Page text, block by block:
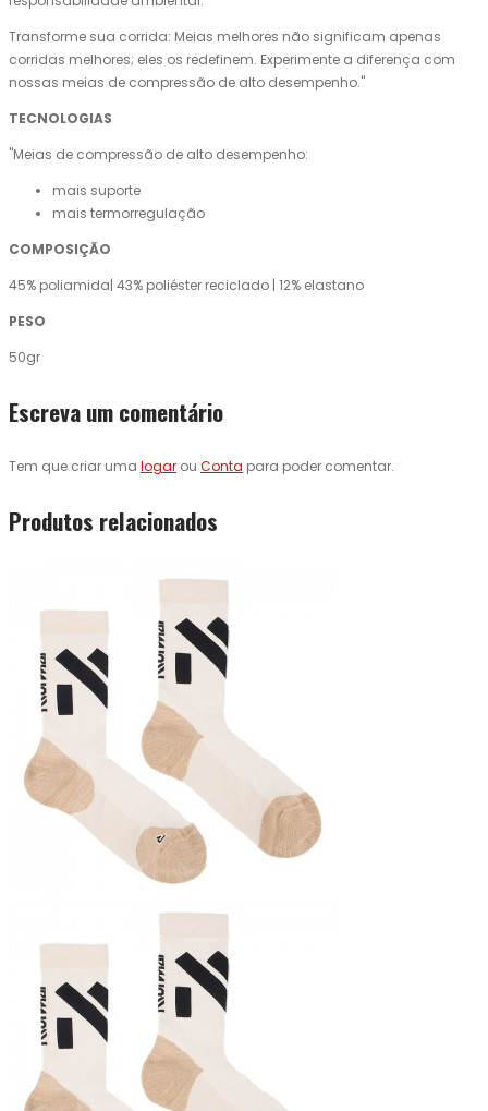
Transforme sua corrida: Meias melhores não significam apenas
corridas melhores; eles os redefinem. Experimente a diferença com
nossas meias de compressão de alto desempenho."
TECNOLOGIAS
"Meias de compressão de alto desempenho:
mais suporte
mais termorregulação
COMPOSIÇÃO
45% poliamida| 43% poliéster reciclado | 12% elastano
PESO
50gr
Escreva um comentário
Tem que criar uma logar ou Conta para poder comentar.
Produtos relacionados